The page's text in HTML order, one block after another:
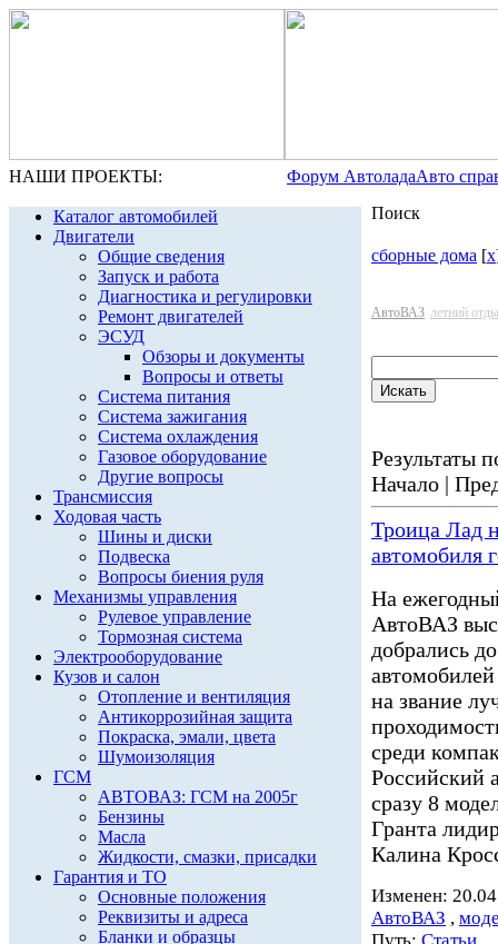
НАШИ ПРОЕКТЫ: Форум АвтоладаАвто
Каталог автомобилей
Двигатели
Общие сведения
Запуск и работа
Диагностика и регулировки
Ремонт двигателей
ЭСУД
Обзоры и документы
Вопросы и ответы
Система питания
Система зажигания
Система охлаждения
Газовое оборудование
Другие вопросы
Трансмиссия
Ходовая часть
Шины и диски
Подвеска
Вопросы биения руля
Механизмы управления
Рулевое управление
Тормозная система
Электрооборудование
Кузов и салон
Отопление и вентиляция
Антикоррозийная защита
Покраска, эмали, цвета
Шумоизоляция
ГСМ
АВТОВАЗ: ГСМ на 2005г
Бензины
Масла
Жидкости, смазки, присадки
Гарантия и ТО
Основные положения
Реквизиты и адреса
Бланки и образцы
Поиск
сборные дома [x
АвтоВАЗ летний
Результаты
Начало |
Троица Лад
автомобиля
На
АвтоВАЗ
добрались
на звание
среди
Российский
сразу 8
Гранта
Калина
Изменен:
АвтоВАЗ ,